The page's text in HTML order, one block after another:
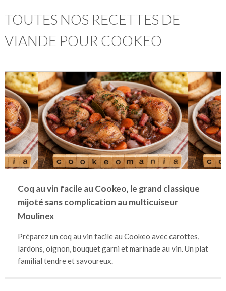
TOUTES NOS RECETTES DE
VIANDE POUR COOKEO
Coq au vin facile au Cookeo, le grand classique
mijoté sans complication au multicuiseur
Moulinex
Préparez un coq au vin facile au Cookeo avec carottes,
lardons, oignon, bouquet garni et marinade au vin. Un plat
familial tendre et savoureux.